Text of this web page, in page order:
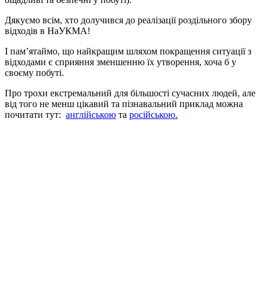
Дякуємо всім, хто долучився до реалізації роздільного збору
відходів в НаУКМА!
І пам’ятаймо, що найкращим шляхом покращення ситуації з
відходами є сприяння зменшенню їх утворення, хоча б у
своєму побуті.
Про трохи екстремальний для більшості сучасних людей, але
від того не менш цікавий та пізнавальний приклад можна
почитати тут: англійською та російською.